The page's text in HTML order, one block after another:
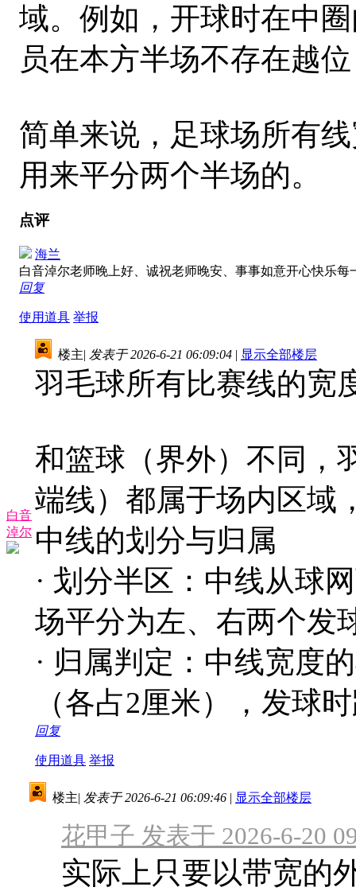
域。例如，开球时在中
员在本方半场不存在越
简单来说，足球场所有
用来平分两个半场的。
点评
海兰
白音淖尔老师晚上好、诚祝老师晚安、事事如意开心快乐
回复
使用道具 举报
白音
淖尔
楼主| 发表于 2026-6-21 06:09:04 | 显示全部楼层
羽毛球所有比赛线的宽
和篮球（界外）不同，
端线）都属于场内区域
中线的划分与归属
· 划分半区：中线从球
场平分为左、右两个发
· 归属判定：中线宽度
（各占2厘米），发球
回复
使用道具 举报
楼主| 发表于 2026-6-21 06:09:46 | 显示全部楼层
花甲子 发表于 2026-6-20
实际上只要以带宽的